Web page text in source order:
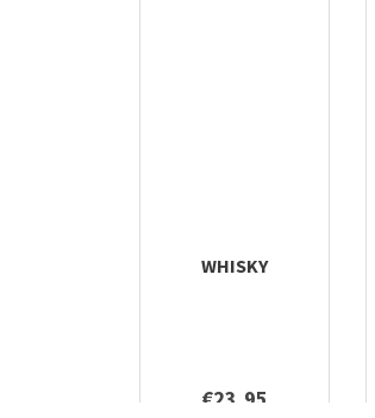
WHISKY
€23,95